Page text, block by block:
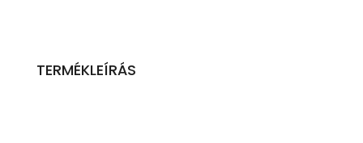
TERMÉKLEÍRÁS